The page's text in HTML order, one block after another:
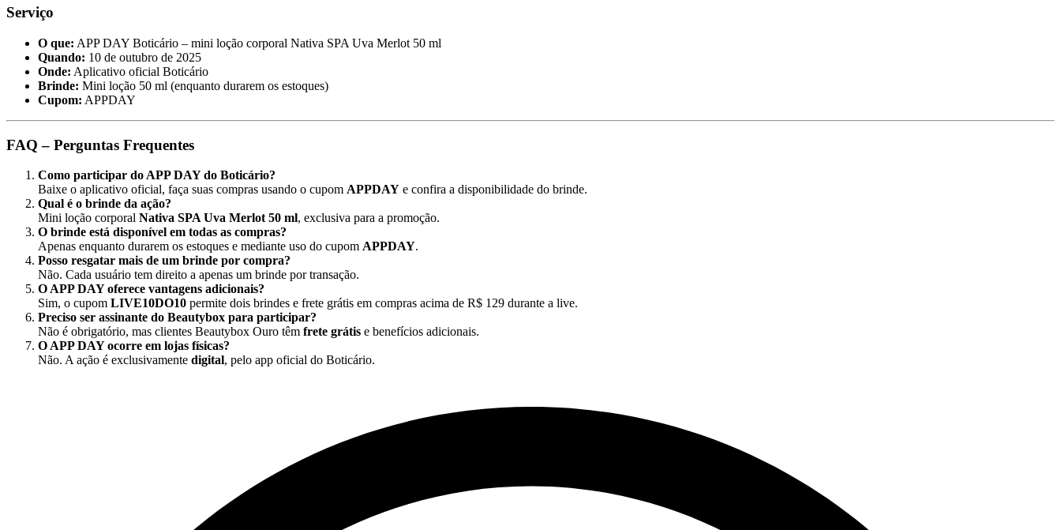
Serviço
O que: APP DAY Boticário – mini loção corporal Nativa SPA Uva Merlot 50 ml
Quando: 10 de outubro de 2025
Onde: Aplicativo oficial Boticário
Brinde: Mini loção 50 ml (enquanto durarem os estoques)
Cupom: APPDAY
FAQ – Perguntas Frequentes
Como participar do APP DAY do Boticário?
Baixe o aplicativo oficial, faça suas compras usando o cupom APPDAY e confira a disponibilidade do brinde.
Qual é o brinde da ação?
Mini loção corporal Nativa SPA Uva Merlot 50 ml, exclusiva para a promoção.
O brinde está disponível em todas as compras?
Apenas enquanto durarem os estoques e mediante uso do cupom APPDAY.
Posso resgatar mais de um brinde por compra?
Não. Cada usuário tem direito a apenas um brinde por transação.
O APP DAY oferece vantagens adicionais?
Sim, o cupom LIVE10DO10 permite dois brindes e frete grátis em compras acima de R$ 129 durante a live.
Preciso ser assinante do Beautybox para participar?
Não é obrigatório, mas clientes Beautybox Ouro têm frete grátis e benefícios adicionais.
O APP DAY ocorre em lojas físicas?
Não. A ação é exclusivamente digital, pelo app oficial do Boticário.